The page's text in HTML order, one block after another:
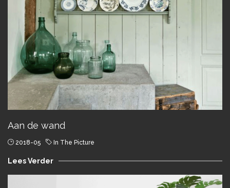
Aan de wand
2018-05 In The Picture
Lees Verder